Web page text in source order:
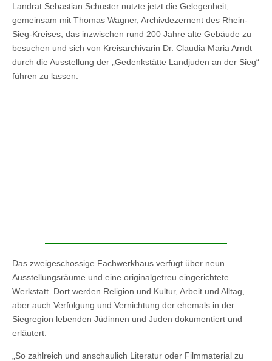
Landrat Sebastian Schuster nutzte jetzt die Gelegenheit,
gemeinsam mit Thomas Wagner, Archivdezernent des Rhein-
Sieg-Kreises, das inzwischen rund 200 Jahre alte Gebäude zu
besuchen und sich von Kreisarchivarin Dr. Claudia Maria Arndt
durch die Ausstellung der „Gedenkstätte Landjuden an der Sieg“
führen zu lassen.
Das zweigeschossige Fachwerkhaus verfügt über neun
Ausstellungsräume und eine originalgetreu eingerichtete
Werkstatt. Dort werden Religion und Kultur, Arbeit und Alltag,
aber auch Verfolgung und Vernichtung der ehemals in der
Siegregion lebenden Jüdinnen und Juden dokumentiert und
erläutert.
„So zahlreich und anschaulich Literatur oder Filmmaterial zu